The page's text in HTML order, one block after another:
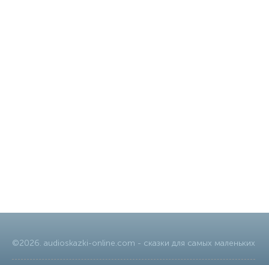
©2026. audioskazki-online.com - сказки для самых маленьких